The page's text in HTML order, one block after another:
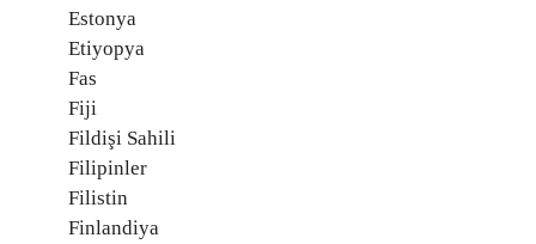
Estonya
Etiyopya
Fas
Fiji
Fildişi Sahili
Filipinler
Filistin
Finlandiya